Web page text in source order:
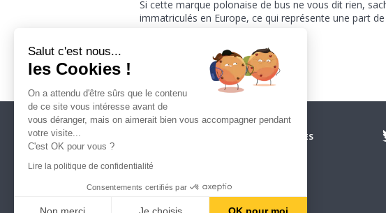
Si cette marque polonaise de bus ne vous dit rien,
immatriculés en Europe, ce qui représente une part
ENVOYER CE CONTENU PAR
CRÉDITS
MENTIONS LÉGALES
POLITIQUE DE CONFIDENTIALITÉ
39, rue du 14 juillet
Tél : 0800 409 209 – contact@am62.fr
Salut c'est nous...
les Cookies !
On a attendu d'être sûrs que le contenu
de ce site vous intéresse avant de
vous déranger, mais on aimerait bien vous accompagner pendant
votre visite...
C'est OK pour vous ?
Lire la politique de confidentialité
Consentements certifiés par